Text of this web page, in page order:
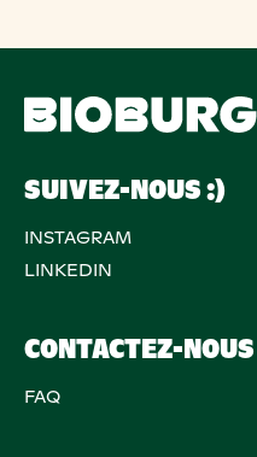
SUIVEZ-NOUS :)
INSTAGRAM
LINKEDIN
CONTACTEZ-NOUS
FAQ